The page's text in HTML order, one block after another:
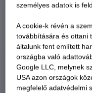
személyes adatok is
A cookie-k révén a
továbbítására és ottani
általunk fent említett
országba való
Google LLC, melynek
USA azon országok
megfelelő adatvédelmi